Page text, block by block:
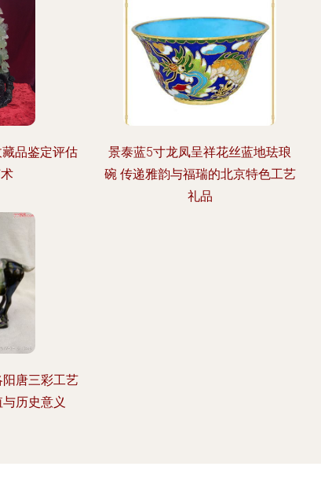
品鉴定评估
景泰蓝5寸龙凤呈祥花丝蓝地珐琅
碗 传递雅韵与福瑞的北京特色工艺
礼品
阳唐三彩工艺
历史意义